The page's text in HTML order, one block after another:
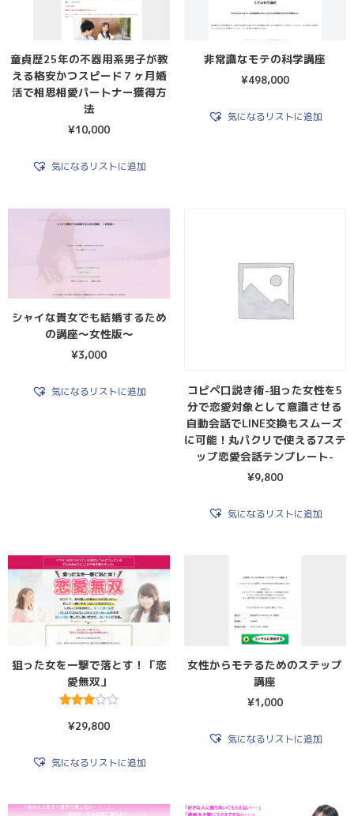
童貞歴25年の不器用系男子が教
える格安かつスピード７ヶ月婚
活で相思相愛パートナー獲得方
法
¥10,000
気になるリストに追加
非常識なモテの科学講座
¥498,000
気になるリストに追加
シャイな貴女でも結婚するため
の講座～女性版～
¥3,000
気になるリストに追加
コピペ口説き術-狙った女性を5
分で恋愛対象として意識させる
自動会話でLINE交換もスムーズ
に可能！丸パクリで使える7ステ
ップ恋愛会話テンプレート-
¥9,800
気になるリストに追加
狙った女を一撃で落とす！「恋
愛無双」
中¥29,800
気になるリストに追加
女性からモテるためのステップ
講座
¥1,000
気になるリストに追加